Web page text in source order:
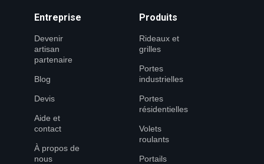
Entreprise
Devenir
artisan
partenaire
Blog
Devis
Aide et
contact
À propos de
nous
Produits
Rideaux et
grilles
Portes
industrielles
Portes
résidentielles
Volets
roulants
Portails